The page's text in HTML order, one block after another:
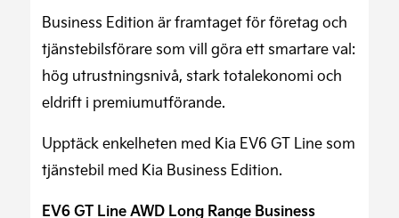
Business Edition är framtaget för företag och
tjänstebilsförare som vill göra ett smartare val:
hög utrustningsnivå, stark totalekonomi och
eldrift i premiumutförande.
Upptäck enkelheten med Kia EV6 GT Line som
tjänstebil med Kia Business Edition.
EV6 GT Line AWD Long Range Business